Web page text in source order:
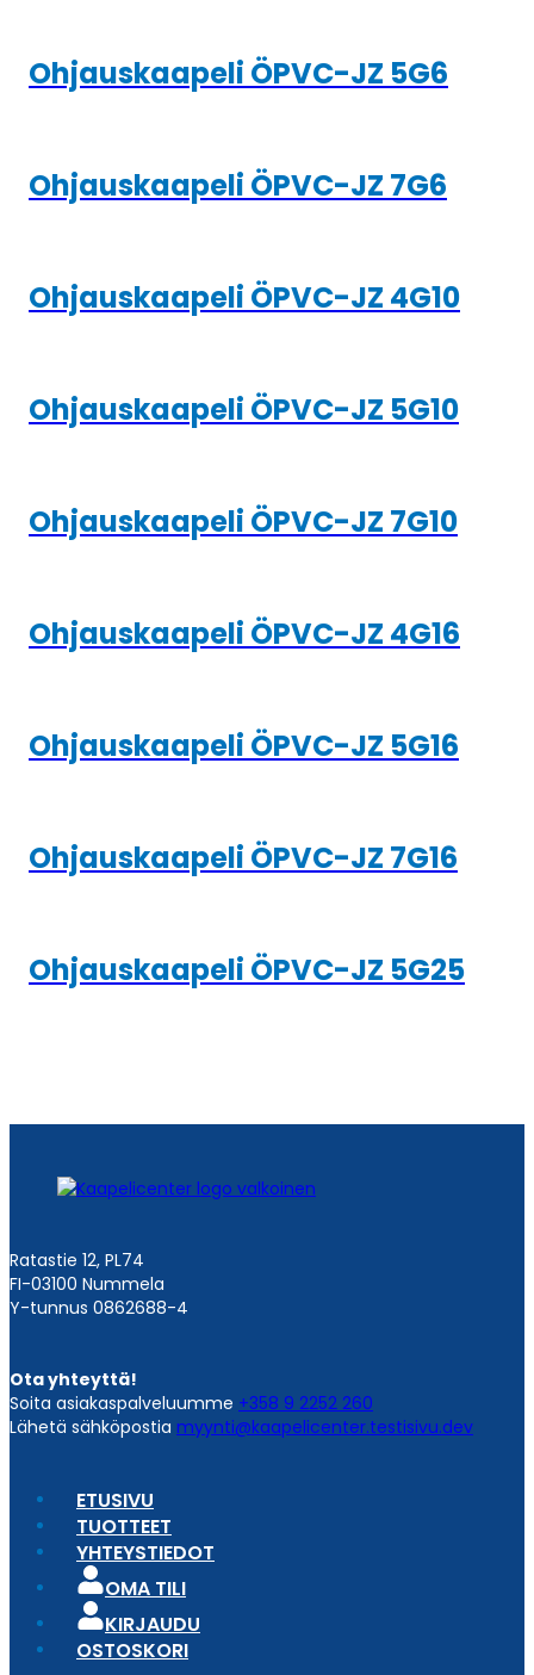
Ohjauskaapeli ÖPVC-JZ 5G6
Ohjauskaapeli ÖPVC-JZ 7G6
Ohjauskaapeli ÖPVC-JZ 4G10
Ohjauskaapeli ÖPVC-JZ 5G10
Ohjauskaapeli ÖPVC-JZ 7G10
Ohjauskaapeli ÖPVC-JZ 4G16
Ohjauskaapeli ÖPVC-JZ 5G16
Ohjauskaapeli ÖPVC-JZ 7G16
Ohjauskaapeli ÖPVC-JZ 5G25
Ratastie 12, PL74
FI-03100 Nummela
Y-tunnus 0862688-4
Ota yhteyttä!
Soita asiakaspalveluumme +358 9 2252 260
Lähetä sähköpostia myynti@kaapelicenter.testisivu.dev
ETUSIVU
TUOTTEET
YHTEYSTIEDOT
OMA TILI
KIRJAUDU
OSTOSKORI